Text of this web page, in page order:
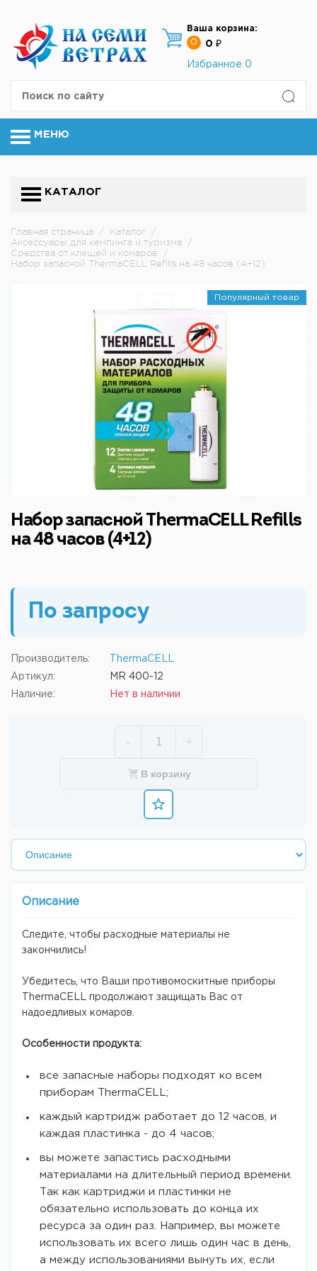
Ваша корзина:
0
0 ₽
Избранное 0
МЕНЮ
КАТАЛОГ
Главная страница / Каталог /
Аксессуары для кемпинга и туризма /
Средства от клещей и комаров
/
Набор запасной ThermaCELL Refills на 48 часов (4+12)
Популярный товар
Набор запасной ThermaCELL Refills
на 48 часов (4+12)
По запросу
Производитель: ThermaCELL
Артикул: MR 400-12
Наличие: Нет в наличии
- +
В корзину
Описание
Следите, чтобы расходные материалы не
закончились!
Убедитесь, что Ваши противомоскитные приборы
ThermaCELL продолжают защищать Вас от
надоедливых комаров.
Особенности продукта:
все запасные наборы подходят ко всем
приборам ThermaCELL;
каждый картридж работает до 12 часов, и
каждая пластинка - до 4 часов;
вы можете запастись расходными
материалами на длительный период времени.
Так как картриджи и пластинки не
обязательно использовать до конца их
ресурса за один раз. Например, вы можете
использовать их всего лишь один час в день,
а между использованиями вынуть их, если